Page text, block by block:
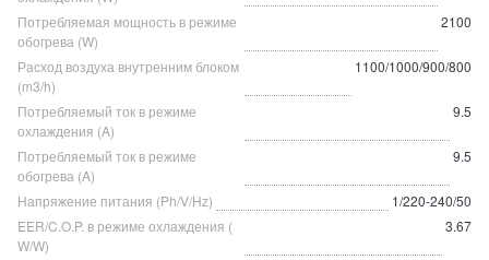
Потребляемая мощность в режиме
обогрева (W)
2100
Расход воздуха внутренним блоком
(m3/h)
1100/1000/900/800
Потребляемый ток в режиме
охлаждения (A)
9.5
Потребляемый ток в режиме
обогрева (A)
9.5
Напряжение питания (Ph/V/Hz)
1/220-240/50
EER/C.O.P. в режиме охлаждения (
W/W)
3.67